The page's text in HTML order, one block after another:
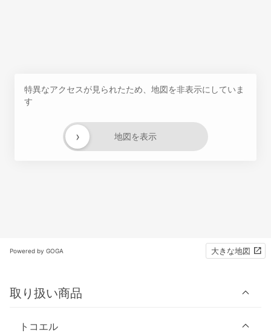
特異なアクセスが見られたため、地図を非表示にしていま
す
地図を表示
›
Powered by GOGA 大きな地図
取り扱い商品
トコエル